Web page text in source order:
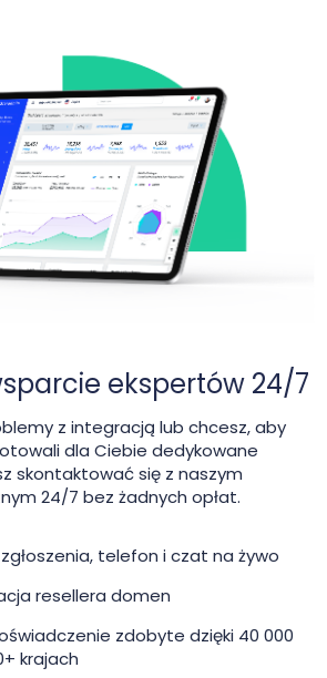
ekspertów 24/7
z integracją lub chcesz, aby
dla Ciebie dedykowane
skontaktować się z naszym
24/7 bez żadnych opłat.
telefon i czat na żywo
resellera domen
zdobyte dzięki 40 000
krajach